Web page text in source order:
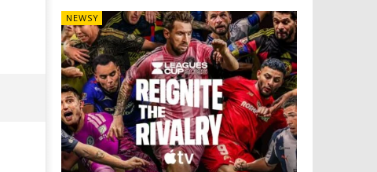
NEWSY